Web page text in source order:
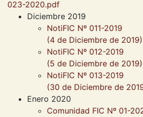
023-2020.pdf
Diciembre 2019
NotiFIC Nº 011-2019
(4 de Diciembre de 2019)
NotiFIC Nº 012-2019
(5 de Diciembre de 2019)
NotiFIC Nº 013-2019
(30 de Diciembre de
Enero 2020
Comunidad FIC Nº 01-